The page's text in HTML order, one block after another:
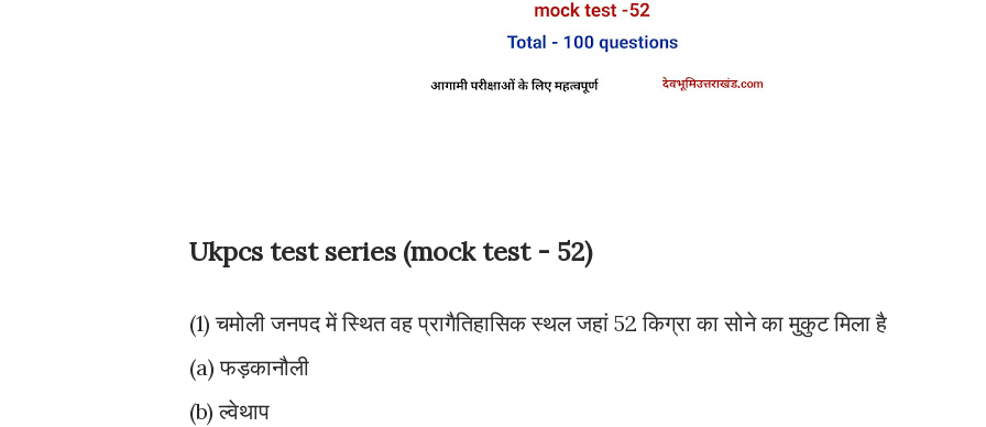
Ukpcs test series (mock test - 52)
(1) चमोली जनपद में स्थित वह प्रागैतिहासिक स्थल जहां 52 किग्रा का सोने का मुकुट मिला है
(a) फड़कानौली
(b) ल्वेथाप